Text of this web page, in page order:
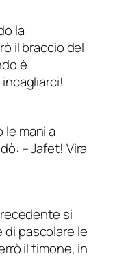
la
il braccio del
è
mani a
–Jafet! Vira
si
pascolare le
il timone, in